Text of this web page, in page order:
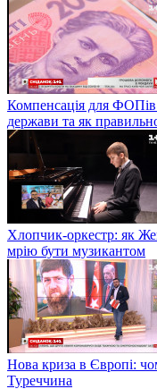
Компенсація для
держави та як
Хлопчик-оркестр: як
мрію бути музикантом
Нова криза в Європі:
Туреччина